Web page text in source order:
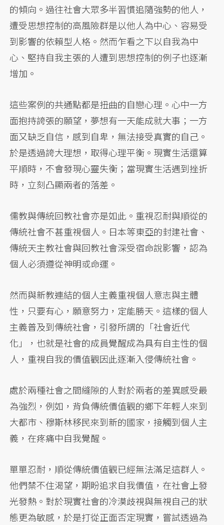
的傾向。過往社會大眾多半習慣追隨強勢的他人，
遭受思想控制的高風險群是以他人為中心、容易受
到影響的依賴型人格。然而乍看之下以自我為中
心、堅持自我主張的人遭到思想控制的例子也逐漸
增加。
這些案例的共通點都是扭曲的自戀心理。心中一方
面抱持誇張的願望，夢想有一天能成就大事；一方
面又缺乏自信，感到自卑，無法接受真實的自己。
於是透過誇大理想，取得心理平衡。現實生活還算
平順時，不會發現心靈失衡；當現實生活遇到挫折
時，立刻凸顯兩者的落差。
儒教與傳統回教社會亦是如此。重視忍耐與順從的
傳統社會不甚重視個人。日本等東亞的封建社會、
傳統天主教社會與回教社會深受宿命說影響，認為
個人必須遵從神明或命運。
然而與新教連結的個人主義重視個人意志與主體
性，只要有心，願意努力，定能勝天。這樣的個人
主義普及到傳統社會，引發所謂的「社會近代
化」，也就是社會的成員覺醒成為具有自主性的個
人，重視自我的價值觀因此逐漸入侵傳統社會。
處於兩種社會之間縫隙的人對於兩者的差異感受最
為強烈，例如，背負傳統價值觀的鄉下年輕人來到
大都市、穆斯林移民來到新的國家，接觸到個人主
義，在疼痛中自我覺醒。
單單忍耐，順從傳統價值觀已經無法滿足這群人。
他們禁不住渴望，期盼追求自我價值，在社會上發
光發熱。對於現實社會的冷漠歧視與無視自己的狀
態更為敏感，於是打從正面否定現實，嘗試透過為